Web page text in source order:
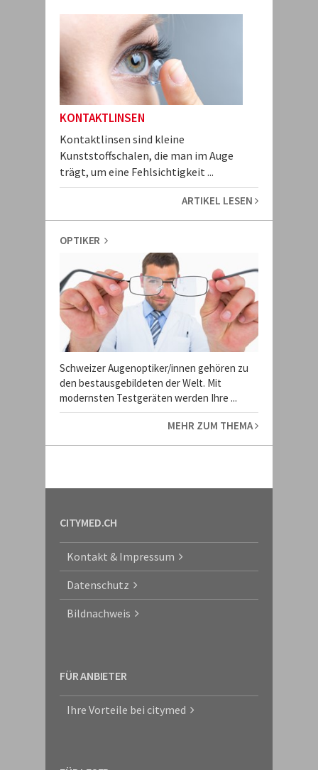
KONTAKTLINSEN
Kontaktlinsen sind kleine
Kunststoffschalen, die man im Auge
trägt, um eine Fehlsichtigkeit ...
ARTIKEL LESEN
OPTIKER
Schweizer Augenoptiker/innen gehören zu
den bestausgebildeten der Welt. Mit
modernsten Testgeräten werden Ihre ...
MEHR ZUM THEMA
CITYMED.CH
Kontakt & Impressum
Datenschutz
Bildnachweis
FÜR ANBIETER
Ihre Vorteile bei citymed